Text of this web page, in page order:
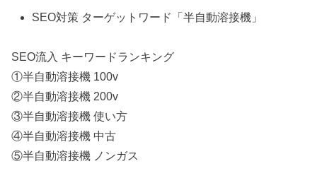
SEO対策 ターゲットワード「半自動溶接機」
SEO流入 キーワードランキング
①半自動溶接機 100v
②半自動溶接機 200v
③半自動溶接機 使い方
④半自動溶接機 中古
⑤半自動溶接機 ノンガス